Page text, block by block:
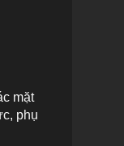
mặt
phụ